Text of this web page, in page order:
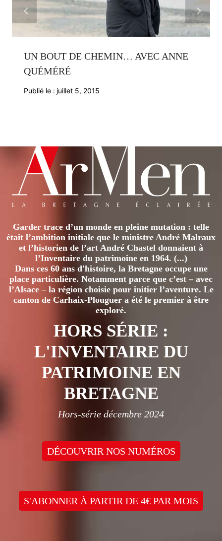
UN BOUT DE CHEMIN… AVEC ANNE
QUÉMÉRÉ
Publié le : juillet 5, 2015
Garder trace d’un monde en pleine mutation : telle
était l’ambition initiale que le ministre André Malraux
et l’historien de l’art André Chastel donnaient à
l’Inventaire du patrimoine en 1964. (...)
Dans ces 60 ans d'histoire, la Bretagne occupe une
place particulière. Notamment parce que c’est – avec
l’Alsace – la région choisie pour initier l’aventure. Le
canton de Carhaix-Plouguer a été le premier à être
exploré.
HORS SÉRIE :
L'INVENTAIRE DU
PATRIMOINE EN
BRETAGNE
Hors-série décembre 2024
DÉCOUVRIR NOS NUMÉROS
S'ABONNER À PARTIR DE 4€ PAR MOIS